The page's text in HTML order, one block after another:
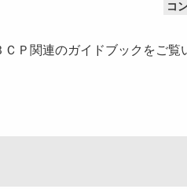
コ
Ｐ関連のガイドブックをご覧